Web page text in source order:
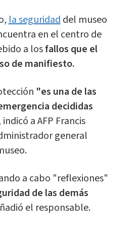
la seguridaddel museo
en el centro de
a losfallos que el
de manifiesto.
"es una de las
decididas
indicó a AFP Francis
general
a cabo "reflexiones"
de las demás
el responsable.